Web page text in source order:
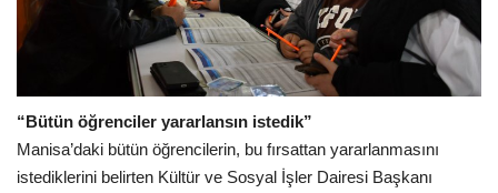
“Bütün öğrenciler yararlansın istedik”
Manisa’daki bütün öğrencilerin, bu fırsattan yararlanmasını
istediklerini belirten Kültür ve Sosyal İşler Dairesi Başkanı